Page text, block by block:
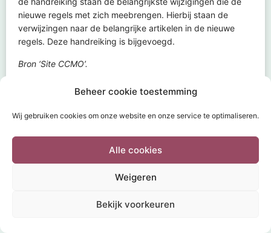
Beheer cookie toestemming
Wij gebruiken cookies om onze website en onze service te optimaliseren.
Alle cookies
Weigeren
Bekijk voorkeuren
nieuwe regels met zich meebrengen. Hierbij staan de
verwijzingen naar de belangrijke artikelen in de nieuwe
regels. Deze handreiking is bijgevoegd.
Bron ‘Site CCMO’.
Print of exporteer naar pdf
DOCUMENTEN